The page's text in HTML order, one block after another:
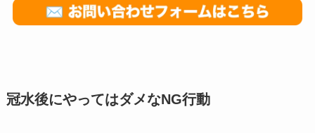
冠水後にやってはダメなNG行動